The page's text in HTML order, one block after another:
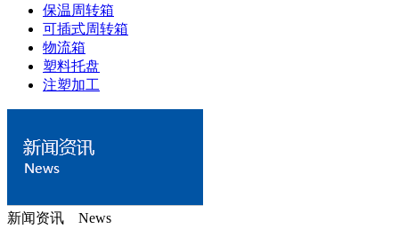
保温周转箱
可插式周转箱
物流箱
塑料托盘
注塑加工
新闻资讯 News